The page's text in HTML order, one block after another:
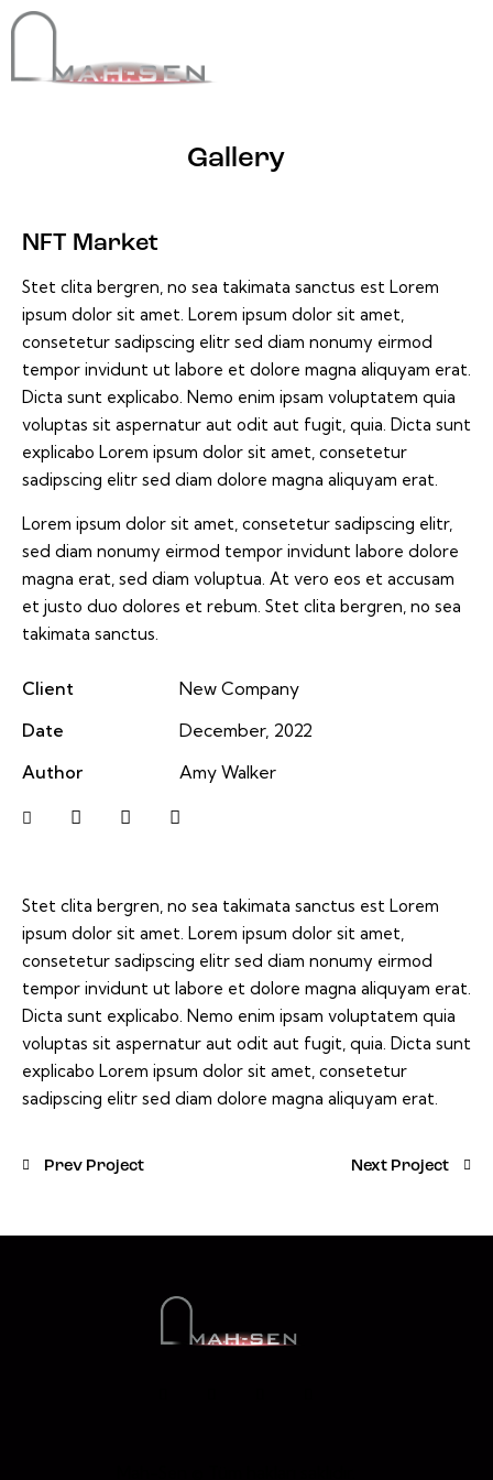
Gallery
NFT Market
Stet clita bergren, no sea takimata sanctus est Lorem
ipsum dolor sit amet. Lorem ipsum dolor sit amet,
consetetur sadipscing elitr sed diam nonumy eirmod
tempor invidunt ut labore et dolore magna aliquyam erat.
Dicta sunt explicabo. Nemo enim ipsam voluptatem quia
voluptas sit aspernatur aut odit aut fugit, quia. Dicta sunt
explicabo Lorem ipsum dolor sit amet, consetetur
sadipscing elitr sed diam dolore magna aliquyam erat.
Lorem ipsum dolor sit amet, consetetur sadipscing elitr,
sed diam nonumy eirmod tempor invidunt labore dolore
magna erat, sed diam voluptua. At vero eos et accusam
et justo duo dolores et rebum. Stet clita bergren, no sea
takimata sanctus.
Client
New Company
Date
December, 2022
Author
Amy Walker
Stet clita bergren, no sea takimata sanctus est Lorem
ipsum dolor sit amet. Lorem ipsum dolor sit amet,
consetetur sadipscing elitr sed diam nonumy eirmod
tempor invidunt ut labore et dolore magna aliquyam erat.
Dicta sunt explicabo. Nemo enim ipsam voluptatem quia
voluptas sit aspernatur aut odit aut fugit, quia. Dicta sunt
explicabo Lorem ipsum dolor sit amet, consetetur
sadipscing elitr sed diam dolore magna aliquyam erat.
Prev Project Next Project